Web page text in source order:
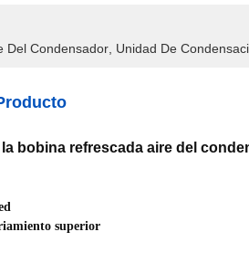
Del Condensador Unidad De
la bobina refrescada aire del
superior